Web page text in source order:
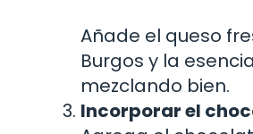
Añade el queso
Burgos y la
mezclando bien.
Incorporar el